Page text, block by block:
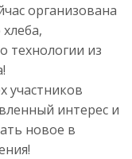
организована
технологии из
участников
интерес и
новое в